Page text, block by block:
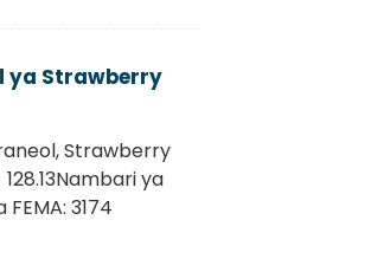
ya Strawberry
Strawberry
ya
3174